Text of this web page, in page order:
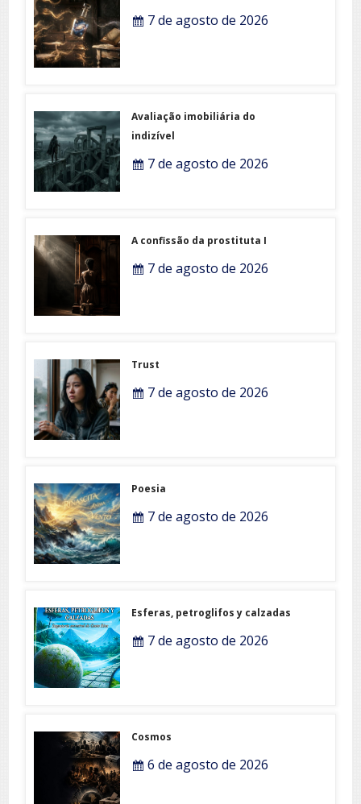
7 de agosto de 2026
Avaliação imobiliária do
indizível
7 de agosto de 2026
A confissão da prostituta I
7 de agosto de 2026
Trust
7 de agosto de 2026
Poesia
7 de agosto de 2026
Esferas, petroglifos y calzadas
7 de agosto de 2026
Cosmos
6 de agosto de 2026